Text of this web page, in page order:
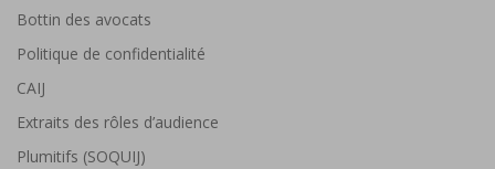
Bottin des avocats
Politique de confidentialité
CAIJ
Extraits des rôles d’audience
Plumitifs (SOQUIJ)